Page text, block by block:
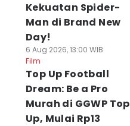
Kekuatan Spider-
Man di Brand New
Day!
6 Aug 2026, 13:00 WIB
Film
Top Up Football
Dream: Be a Pro
Murah di GGWP Top
Up, Mulai Rp13